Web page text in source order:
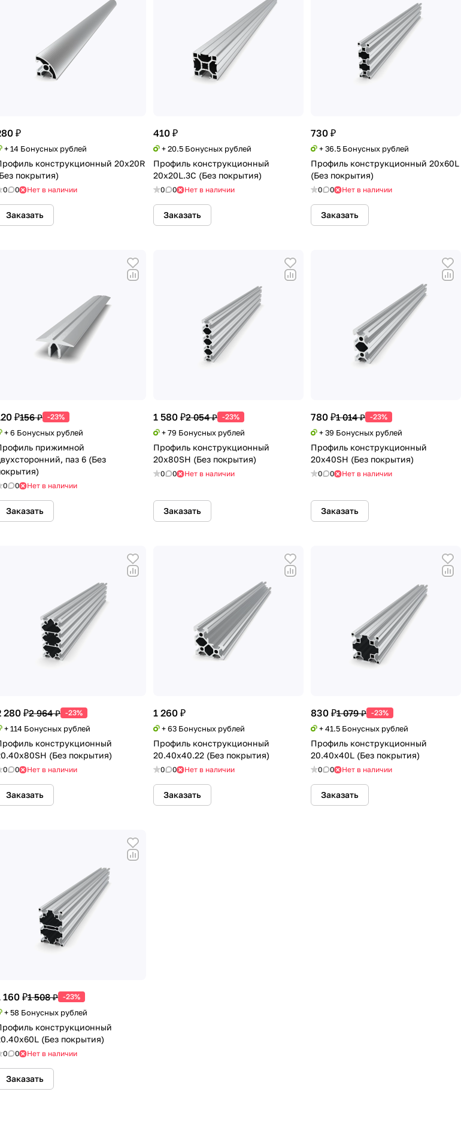
₽
+ 14 Бонусных рублей
конструкционный 20х20R
покрытия)
0 0 Нет в наличии
Заказать
410 ₽
+ 20.5 Бонусных рублей
Профиль конструкционный
20х20L.3C (Без покрытия)
0 0 Нет в наличии
Заказать
730 ₽
+ 36.5 Бонусных рублей
Профиль конструкционный 20х60L
(Без покрытия)
0 0 Нет в наличии
Заказать
₽156 ₽ -23%
+ 6 Бонусных рублей
прижимной
паз 6 (Без
0 0 Нет в наличии
Заказать
1 580 ₽2 054 ₽ -23%
+ 79 Бонусных рублей
Профиль конструкционный
20х80SH (Без покрытия)
0 0 Нет в наличии
Заказать
780 ₽1 014 ₽ -23%
+ 39 Бонусных рублей
Профиль конструкционный
20х40SH (Без покрытия)
0 0 Нет в наличии
Заказать
280 ₽2 964 ₽ -23%
+ 114 Бонусных рублей
конструкционный
(Без покрытия)
0 0 Нет в наличии
Заказать
1 260 ₽
+ 63 Бонусных рублей
Профиль конструкционный
20.40х40.22 (Без покрытия)
0 0 Нет в наличии
Заказать
830 ₽1 079 ₽ -23%
+ 41.5 Бонусных рублей
Профиль конструкционный
20.40х40L (Без покрытия)
0 0 Нет в наличии
Заказать
160 ₽1 508 ₽ -23%
+ 58 Бонусных рублей
конструкционный
(Без покрытия)
0 0 Нет в наличии
Заказать